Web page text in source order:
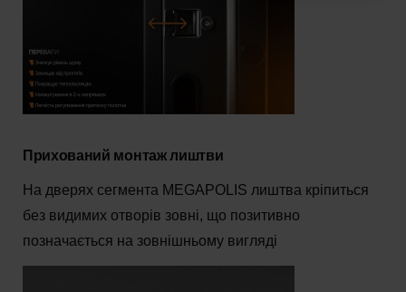
Прихований монтаж лиштви
На дверях сегмента MEGAPOLIS лиштва кріпиться
без видимих отворів зовні, що позитивно
позначається на зовнішньому вигляді